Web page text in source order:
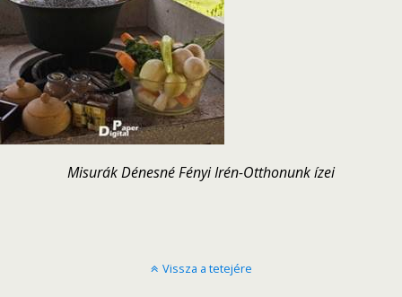
Misurák Dénesné Fényi Irén-Otthonunk ízei
Vissza a tetejére